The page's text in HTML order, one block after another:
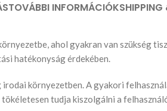
TOVÁBBI INFORMÁCIÓKSHIPPING
ahol gyakran van szükség
hatékonyság érdekében.
környezetben. A gyakori
tökéletesen tudja kiszolgálni a